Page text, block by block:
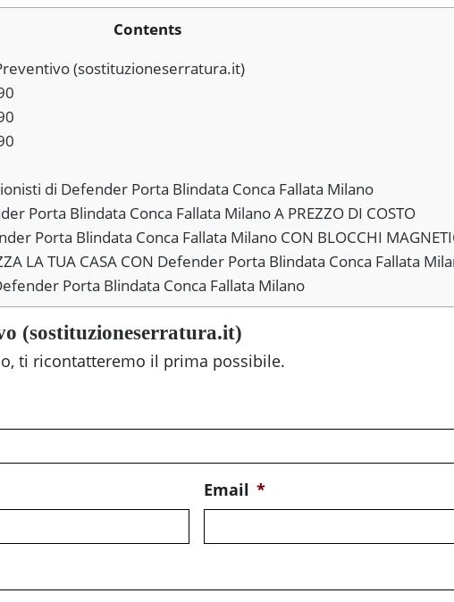
Contents
(sostituzioneserratura.it)
di Defender Porta Blindata Conca Fallata Milano
Porta Blindata Conca Fallata Milano A PREZZO DI COSTO
Porta Blindata Conca Fallata Milano CON BLOCCHI
LA TUA CASA CON Defender Porta Blindata Conca Fallata
Porta Blindata Conca Fallata Milano
(sostituzioneserratura.it)
ti ricontatteremo il prima possibile.
Email *